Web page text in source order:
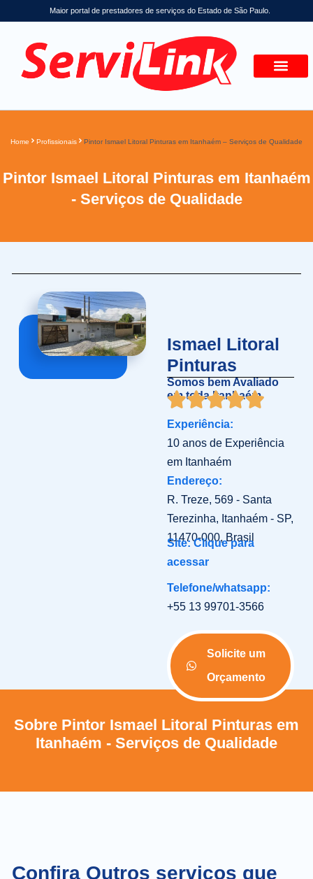
Maior portal de prestadores de serviços do Estado de São Paulo.
Home Profissionais Pintor Ismael Litoral Pinturas em Itanhaém – Serviços de Qualidade
Pintor Ismael Litoral Pinturas em Itanhaém
- Serviços de Qualidade
Ismael Litoral
Pinturas
Somos bem Avaliado
em toda Itanhaém
Experiência:
10 anos de Experiência
em Itanhaém
Endereço:
R. Treze, 569 - Santa
Terezinha, Itanhaém - SP,
11470-000, Brasil
Site: Clique para
acessar
Telefone/whatsapp:
+55 13 99701-3566
Solicite um
Orçamento
Sobre Pintor Ismael Litoral Pinturas em
Itanhaém - Serviços de Qualidade
Confira Outros serviços que